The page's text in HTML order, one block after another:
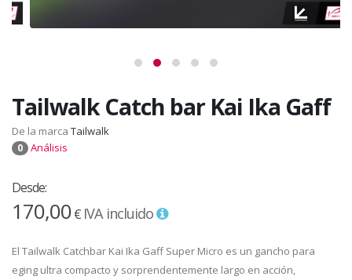
Tailwalk Catch bar Kai Ika Gaff
De la marca Tailwalk
0 Análisis
Desde:
170,00€ IVA incluido
El Tailwalk Catchbar Kai Ika Gaff Super Micro es un gancho para
eging ultra compacto y sorprendentemente largo en acción,